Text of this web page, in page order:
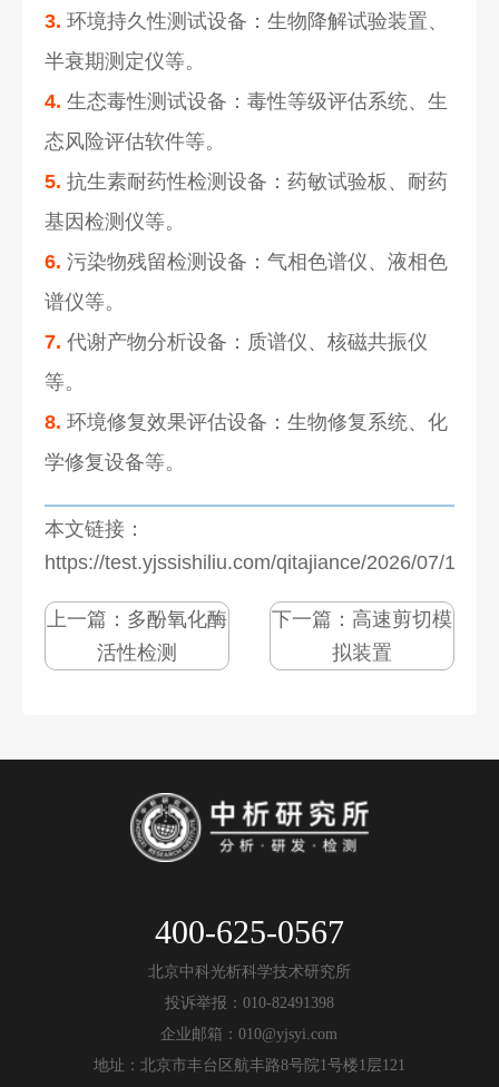
3. 环境持久性测试设备：生物降解试验装置、
半衰期测定仪等。
4. 生态毒性测试设备：毒性等级评估系统、生
态风险评估软件等。
5. 抗生素耐药性检测设备：药敏试验板、耐药
基因检测仪等。
6. 污染物残留检测设备：气相色谱仪、液相色
谱仪等。
7. 代谢产物分析设备：质谱仪、核磁共振仪
等。
8. 环境修复效果评估设备：生物修复系统、化
学修复设备等。
本文链接：
https://test.yjssishiliu.com/qitajiance/2026/07/
上一篇： 多酚氧化酶
活性检测
下一篇： 高速剪切模
拟装置
400-625-0567
北京中科光析科学技术研究所
投诉举报：010-82491398
企业邮箱：010@yjsyi.com
地址：北京市丰台区航丰路8号院1号楼1层121